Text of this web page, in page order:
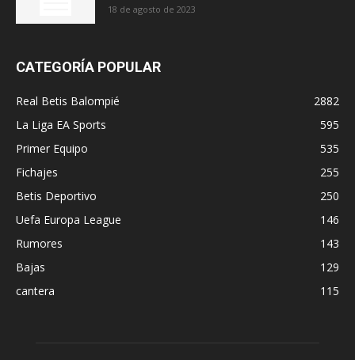
18 de agosto de 2023
CATEGORÍA POPULAR
Real Betis Balompié
2882
La Liga EA Sports
595
Primer Equipo
535
Fichajes
255
Betis Deportivo
250
Uefa Europa League
146
Rumores
143
Bajas
129
cantera
115